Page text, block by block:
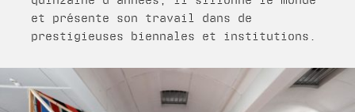
et présente son travail dans de
prestigieuses biennales et institutions.